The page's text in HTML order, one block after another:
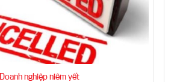
Doanh nghiệp niêm yết